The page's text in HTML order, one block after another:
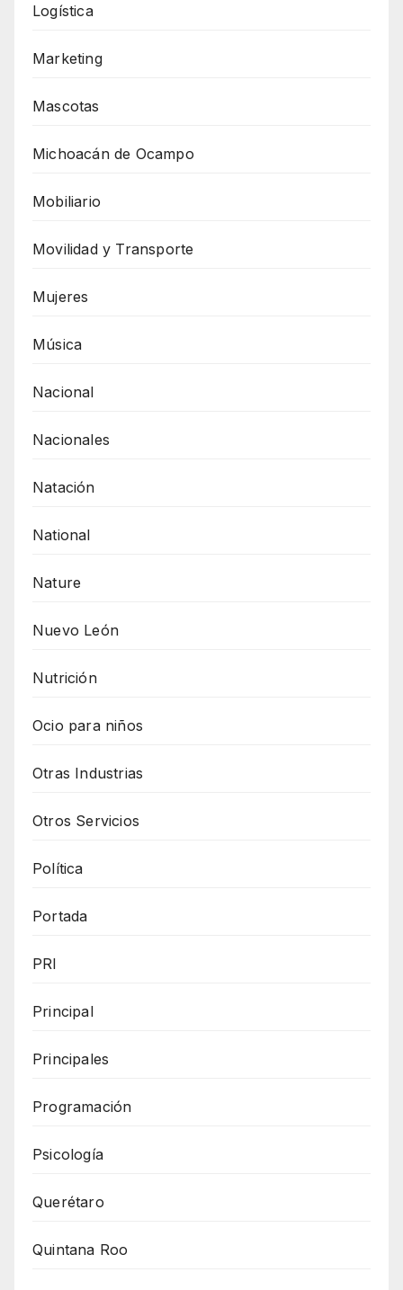
Logística
Marketing
Mascotas
Michoacán de Ocampo
Mobiliario
Movilidad y Transporte
Mujeres
Música
Nacional
Nacionales
Natación
National
Nature
Nuevo León
Nutrición
Ocio para niños
Otras Industrias
Otros Servicios
Política
Portada
PRI
Principal
Principales
Programación
Psicología
Querétaro
Quintana Roo